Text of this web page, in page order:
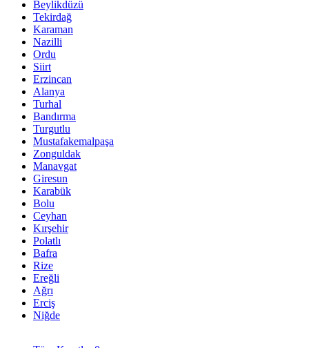
Beylikdüzü
Tekirdağ
Karaman
Nazilli
Ordu
Siirt
Erzincan
Alanya
Turhal
Bandırma
Turgutlu
Mustafakemalpaşa
Zonguldak
Manavgat
Giresun
Karabük
Bolu
Ceyhan
Kırşehir
Polatlı
Bafra
Rize
Ereğli
Ağrı
Erciş
Niğde